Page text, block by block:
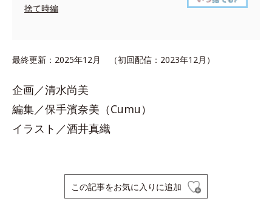
捨て時編
最終更新：2025年12月 （初回配信：2023年12月）
企画／清水尚美
編集／保手濱奈美（Cumu）
イラスト／酒井真織
この記事をお気に入りに追加